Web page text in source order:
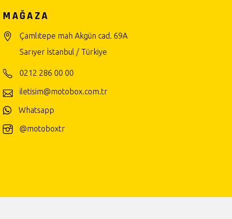
MAĞAZA
Çamlıtepe mah Akgün cad. 69A
Sarıyer İstanbul / Türkiye
0212 286 00 00
iletisim@motobox.com.tr
Whatsapp
@motoboxtr